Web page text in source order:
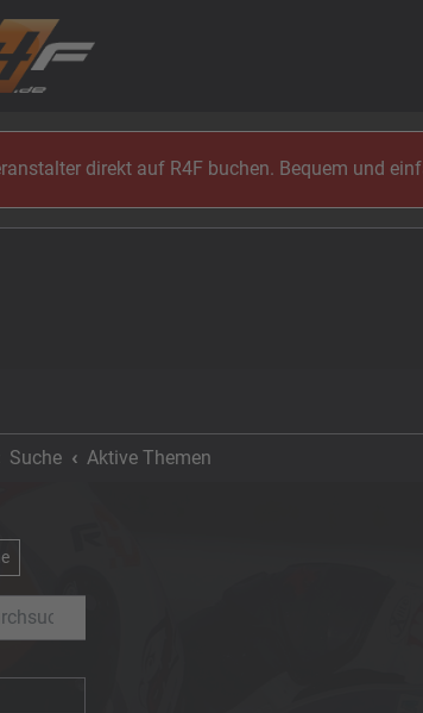
direkt auf R4F buchen. Bequem und
Suche Aktive Themen